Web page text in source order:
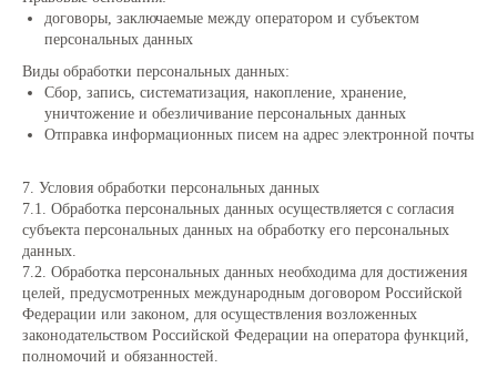
договоры, заключаемые между оператором и субъектом
персональных данных
Виды обработки персональных данных:
Сбор, запись, систематизация, накопление, хранение,
уничтожение и обезличивание персональных данных
Отправка информационных писем на адрес электронной почты
7. Условия обработки персональных данных
7.1. Обработка персональных данных осуществляется с согласия
субъекта персональных данных на обработку его персональных
данных.
7.2. Обработка персональных данных необходима для достижения
целей, предусмотренных международным договором Российской
Федерации или законом, для осуществления возложенных
законодательством Российской Федерации на оператора функций,
полномочий и обязанностей.